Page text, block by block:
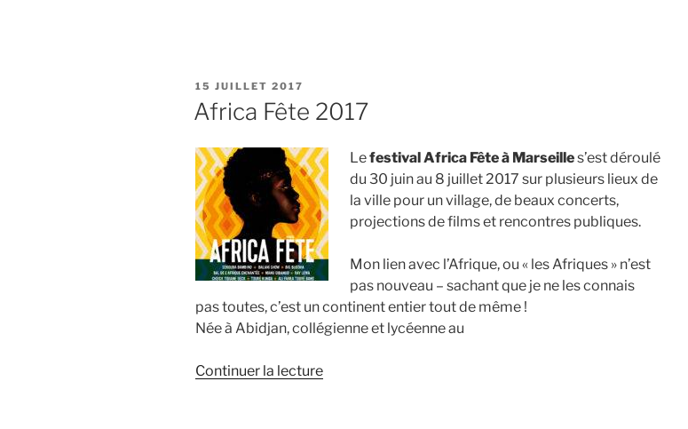
PUBLIÉ
15 JUILLET 2017
Africa Fête 2017
Lefestival Africa Fête à Marseilles’est déroulé
du 30 juin au 8 juillet 2017 sur plusieurs lieux de
la ville pour un village, de beaux concerts,
projections de films et rencontres publiques.
Mon lien avec l’Afrique, ou « les Afriques » n’est
pas nouveau – sachant que je ne les connais
pas toutes, c’est un continent entier tout de même !
Née à Abidjan, collégienne et lycéenne au
Continuer la lecturede